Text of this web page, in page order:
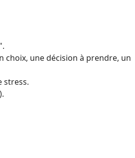
choix, une décision à prendre, un
stress.